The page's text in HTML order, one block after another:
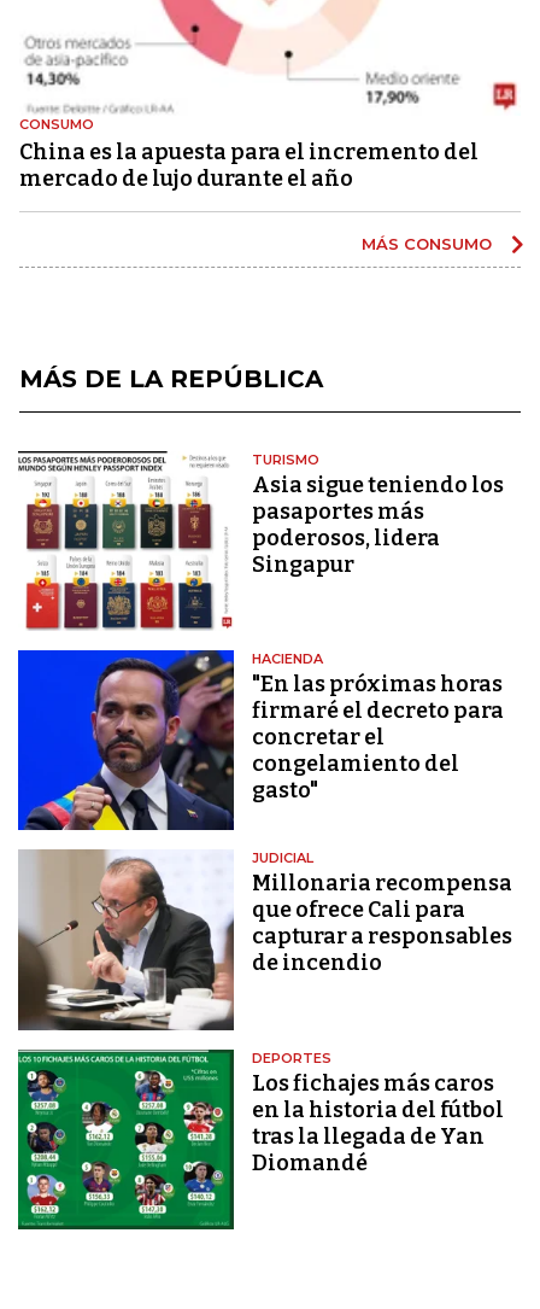
CONSUMO
China es la apuesta para el incremento del
mercado de lujo durante el año
MÁS CONSUMO
MÁS DE LA REPÚBLICA
TURISMO
Asia sigue teniendo los
pasaportes más
poderosos, lidera
Singapur
HACIENDA
"En las próximas horas
firmaré el decreto para
concretar el
congelamiento del
gasto"
JUDICIAL
Millonaria recompensa
que ofrece Cali para
capturar a responsables
de incendio
DEPORTES
Los fichajes más caros
en la historia del fútbol
tras la llegada de Yan
Diomandé